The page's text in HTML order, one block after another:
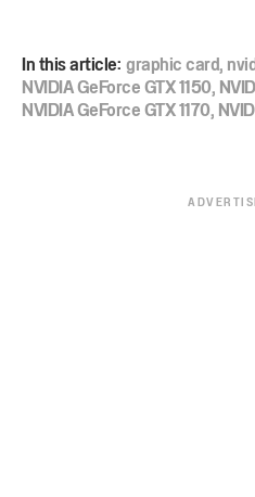
In this article:graphic card,
NVIDIA GeForce GTX 1150,
NVIDIA GeForce GTX 1170,